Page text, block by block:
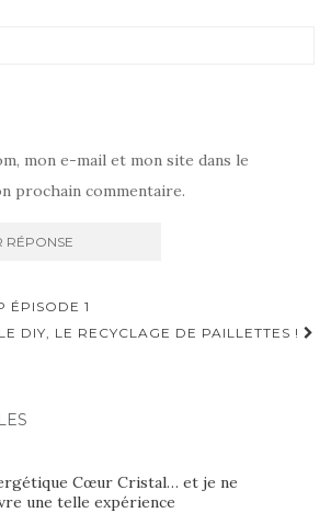
mon e-mail et mon site dans le
prochain commentaire.
ÉPISODE 1
DIY, LE RECYCLAGE DE PAILLETTES !
Cœur Cristal… et je ne
une telle expérience